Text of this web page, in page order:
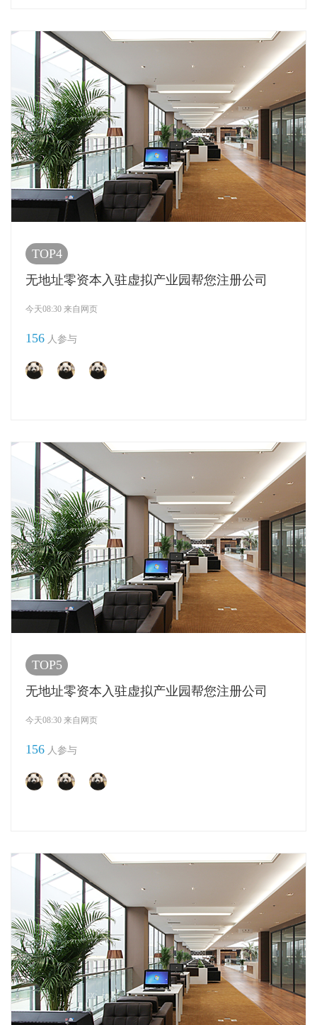
TOP4
无地址零资本入驻虚拟产业园帮您注册公司
今天08:30 来自网页
156 人参与
TOP5
无地址零资本入驻虚拟产业园帮您注册公司
今天08:30 来自网页
156 人参与